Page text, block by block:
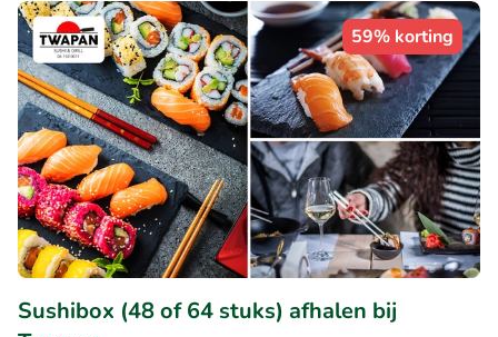
59% korting
Sushibox (48 of 64 stuks) afhalen bij